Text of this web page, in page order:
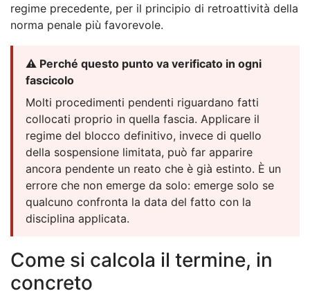
regime precedente, per il principio di retroattività della
norma penale più favorevole.
⚠️ Perché questo punto va verificato in ogni
fascicolo
Molti procedimenti pendenti riguardano fatti
collocati proprio in quella fascia. Applicare il
regime del blocco definitivo, invece di quello
della sospensione limitata, può far apparire
ancora pendente un reato che è già estinto. È un
errore che non emerge da solo: emerge solo se
qualcuno confronta la data del fatto con la
disciplina applicata.
Come si calcola il termine, in
concreto